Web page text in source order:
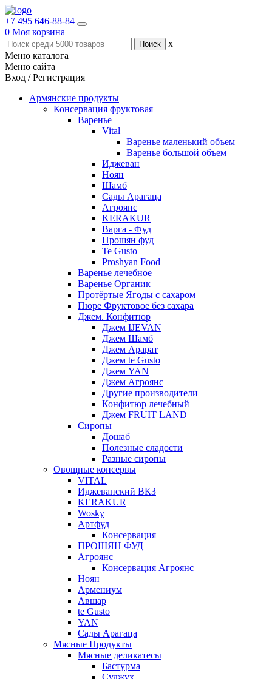
+7 495 646-88-84
0 Моя корзина
x
Меню каталога
Меню сайта
Вход / Регистрация
Армянские продукты
Консервация фруктовая
Варенье
Vital
Варенье маленький объем
Варенье большой объем
Иджеван
Ноян
Шамб
Сады Арагаца
Агроянс
KERAKUR
Варга - Фуд
Прошян фуд
Te Gusto
Proshyan Food
Варенье лечебное
Варенье Органик
Протёртые Ягоды с сахаром
Пюре Фруктовое без сахара
Джем. Конфитюр
Джем IJEVAN
Джем Шамб
Джем Арарат
Джем te Gusto
Джем YAN
Джем Агроянс
Другие производители
Конфитюр лечебный
Джем FRUIT LAND
Сиропы
Дошаб
Полезные сладости
Разные сиропы
Овощные консервы
VITAL
Иджеванский ВКЗ
KERAKUR
Wosky
Артфуд
Консервация
ПРОШЯН ФУД
Агроянс
Консервация Агроянс
Ноян
Армениум
Авшар
te Gusto
YAN
Сады Арагаца
Мясные Продукты
Мясные деликатесы
Бастурма
Суджух